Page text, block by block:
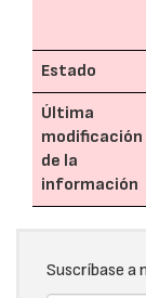
Estado
Última
modificación
de la
información
Suscríbase